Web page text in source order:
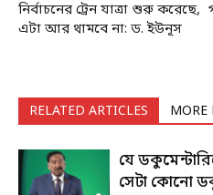
নির্বাচনের ট্রেন যাত্রা শুরু করেছে,
এটা আর থামবে না: ড. ইউনূস
RELATED ARTICLES MORE
যে
সেটা কোনো